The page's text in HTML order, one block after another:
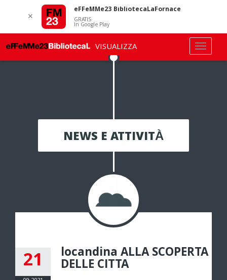
NEWS E ATTIVITÀ
21 locandina ALLA SCOPERTA
DELLE CITTA
✕
eFFeMMe23 BibliotecaLaFornace
GRATIS
In Google Play
VISUALIZZA